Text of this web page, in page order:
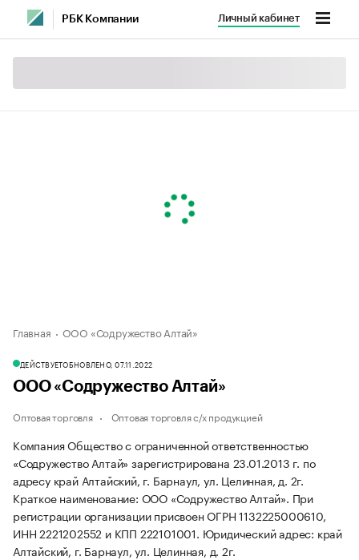
РБК Компании Личный кабинет
Главная ООО «Содружество Алтай»
ДЕЙСТВУЕТОБНОВЛЕНО, 07.11.2022
ООО «Содружество Алтай»
Оптовая торговля Оптовая торговля с/х продукцией
Компания Общество с ограниченной ответственностью
«Содружество Алтай» зарегистрирована 23.01.2013 г. по
адресу край Алтайский, г. Барнаул, ул. Целинная, д. 2г.
Краткое наименование: ООО «Содружество Алтай». При
регистрации организации присвоен ОГРН 1132225000610,
ИНН 2221202552 и КПП 222101001. Юридический адрес: край
Алтайский, г. Барнаул, ул. Целинная, д. 2г.